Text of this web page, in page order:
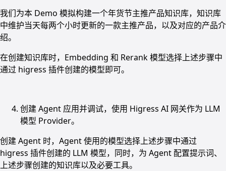
我们为本 Demo 模拟构建一个年货节主推产品知识库，知识库
中维护当天每两个小时更新的一款主推产品，以及对应的产品介
绍。
在创建知识库时，Embedding 和 Rerank 模型选择上述步骤中
通过 higress 插件创建的模型即可。
创建 Agent 应用并调试，使用 Higress AI 网关作为 LLM
模型 Provider。
创建 Agent 时，Agent 使用的模型选择上述步骤中通过
higress 插件创建的 LLM 模型，同时，为 Agent 配置提示词、
上述步骤创建的知识库以及必要工具。